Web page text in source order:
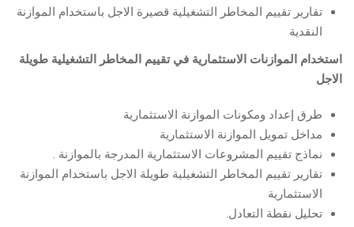
تقارير تقييم المخاطر التشغيلية قصيرة الاجل باستخدام الموازنة
النقدية
استخدام الموازنات الاستثمارية في تقييم المخاطر التشغيلية طويلة
الاجل
طرق إعداد ومكونات الموازنة الاستثمارية
مداخل تمويل الموازنة الاستثمارية
نماذج تقييم المشروعات الاستثمارية المدرجة بالموازنة .
تقارير تقييم المخاطر التشغيلية طويلة الاجل باستخدام الموازنة
الاستثمارية
تحليل نقطة التعادل.